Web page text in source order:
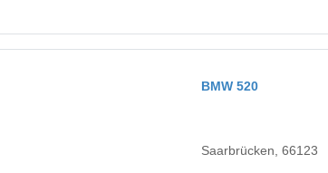
BMW 520
Saarbrücken, 66123